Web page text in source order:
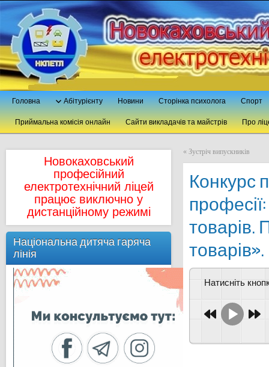
Головна Абітурієнту Новини Сторінка психолога Спорт
Приймальна комісія онлайн Сайти викладачів та майстрів Про
Новокаховський
професійний
електротехнічний ліцей
працює виключно у
дистанційному режимі
Національна дитяча гаряча
лінія
« Зустріч випускників
Конкурс
товарів.
товарів».
Натисніть